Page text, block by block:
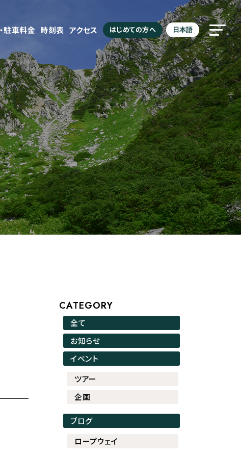
駐車料金 時刻表 アクセス はじめての方へ 日本語
CATEGORY
全て
お知らせ
イベント
ツアー
企画
ブログ
ロープウェイ